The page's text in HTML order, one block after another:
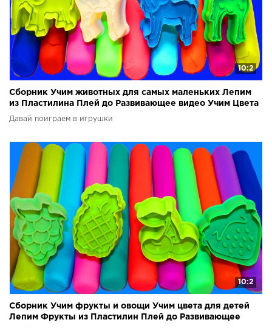
10:2
Сборник Учим животных для самых маленьких Лепим
из Пластилина Плей до Развивающее видео Учим Цвета
Давай поиграем в игрушки
10:2
Сборник Учим фрукты и овощи Учим цвета для детей
Лепим Фрукты из Пластилин Плей до Развивающее